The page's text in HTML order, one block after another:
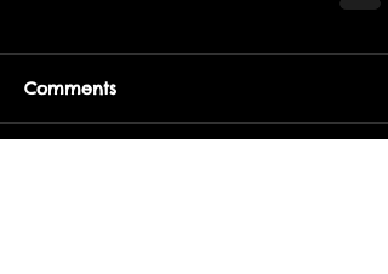
Comments